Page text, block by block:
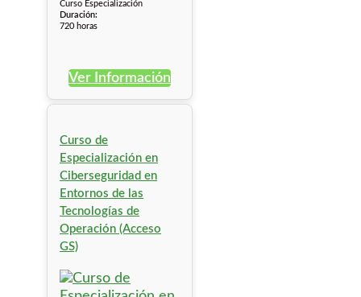
Curso Especialización
Duración:
720 horas
Ver Información
Curso de
Especialización en
Ciberseguridad en
Entornos de las
Tecnologías de
Operación (Acceso
GS)